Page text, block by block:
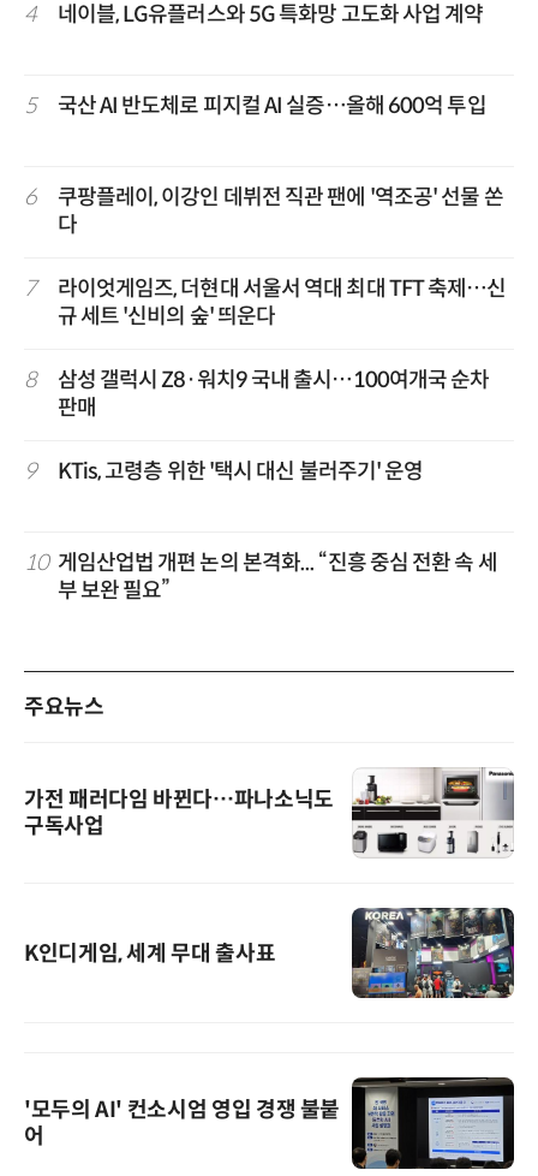
4 네이블, LG유플러스와 5G 특화망 고도화 사업 계약
5 국산 AI 반도체로 피지컬 AI 실증…올해 600억 투입
6
쿠팡플레이, 이강인 데뷔전 직관 팬에 '역조공' 선물 쏜
다
7
라이엇게임즈, 더현대 서울서 역대 최대 TFT 축제…신
규 세트 '신비의 숲' 띄운다
8
삼성 갤럭시 Z8·워치9 국내 출시…100여개국 순차
판매
9 KTis, 고령층 위한 '택시 대신 불러주기' 운영
10 게임산업법 개편 논의 본격화... “진흥 중심 전환 속 세
부 보완 필요”
주요뉴스
가전 패러다임 바뀐다…파나소닉도
구독사업
K인디게임, 세계 무대 출사표
'모두의 AI' 컨소시엄 영입 경쟁 불붙
어